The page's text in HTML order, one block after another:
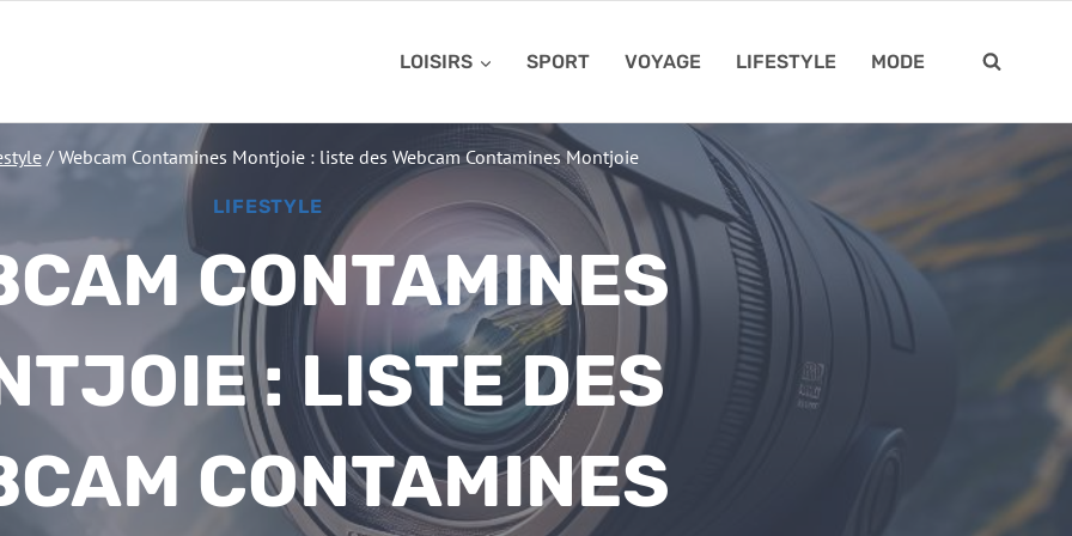
LOISIRS SPORT VOYAGE LIFESTYLE MODE
/ Webcam Contamines Montjoie : liste des Webcam Contamines Montjoie
LIFESTYLE
CONTAMINES
: LISTE DES
CONTAMINES